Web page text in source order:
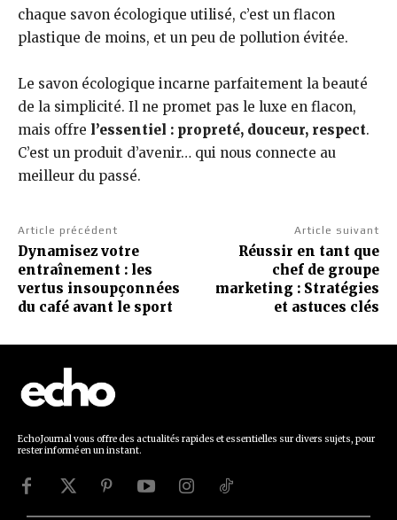
chaque savon écologique utilisé, c’est un flacon
plastique de moins, et un peu de pollution évitée.
Le savon écologique incarne parfaitement la beauté
de la simplicité. Il ne promet pas le luxe en flacon,
mais offre l’essentiel : propreté, douceur, respect.
C’est un produit d’avenir… qui nous connecte au
meilleur du passé.
Article précédent
Dynamisez votre
entraînement : les
vertus insoupçonnées
du café avant le sport
Article suivant
Réussir en tant que
chef de groupe
marketing : Stratégies
et astuces clés
EchoJournal vous offre des actualités rapides et essentielles sur divers sujets, pour
rester informé en un instant.